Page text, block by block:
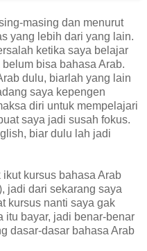
masing dan menurut
yang lebih dari yang lain.
ketika saya belajar
bisa bahasa Arab.
dulu, biarlah yang lain
saya kepengen
diri untuk mempelajari
saya jadi susah fokus.
biar dulu lah jadi
kursus bahasa Arab
jadi dari sekarang saya
kursus nanti saya gak
itu bayar, jadi benar-benar
dasar-dasar bahasa Arab